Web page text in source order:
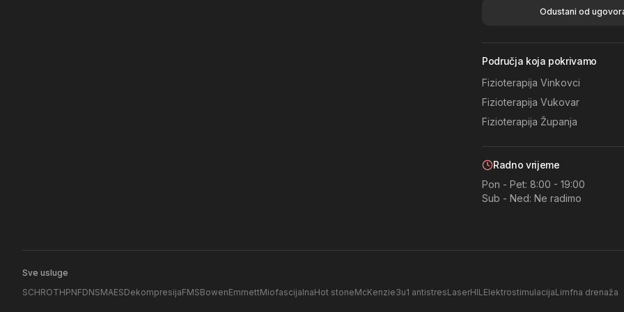
Odustani od
Područja koja pokrivamo
Fizioterapija Vinkovci
Fizioterapija Vukovar
Fizioterapija Županja
Radno vrijeme
Pon - Pet: 8:00 - 19:00
Sub - Ned: Ne radimo
Sve usluge
SCHROTHPNFDNSMAESDekompresijaFMSBowenEmmettMiofascijalnaHot stoneMcKenzie3u1 antistresLaserHILElektrostimulacijaLimfna drenaža